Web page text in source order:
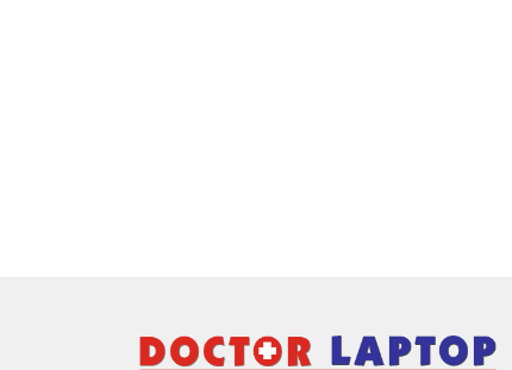
- Tem bảo hành không còn nguyên